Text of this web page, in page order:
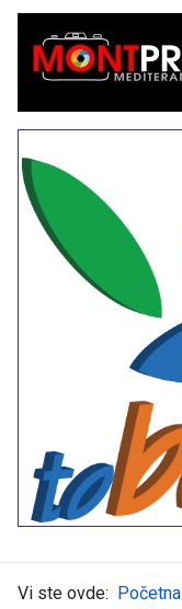
Vi ste ovde: Početna